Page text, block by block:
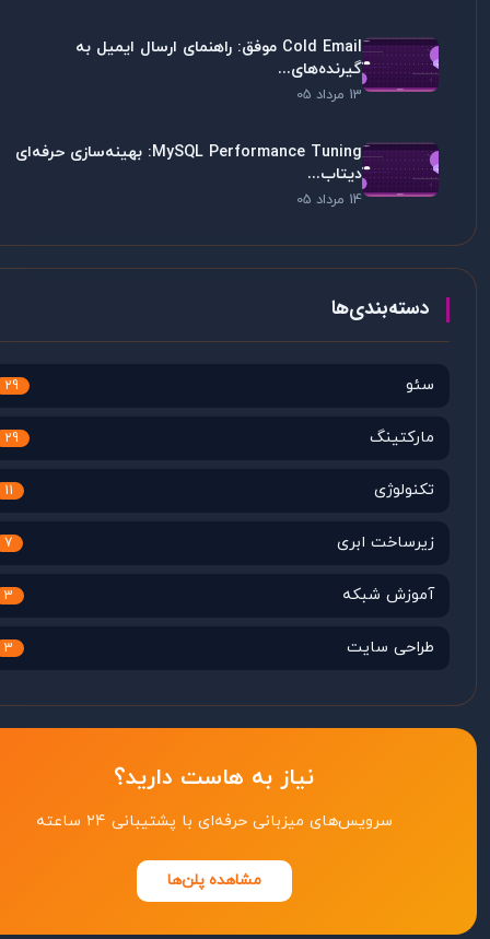
Cold Email موفق: راهنمای ارسال ایمیل به
گیرنده‌های...
13 مرداد 05
MySQL Performance Tuning: بهینه‌سازی حرفه‌ای
دیتاب...
14 مرداد 05
دسته‌بندی‌ها
مارکتینگ
تکنولوژی
زیرساخت ابری
آموزش شبکه
طراحی سایت
نیاز به هاست دارید؟
سرویس‌های میزبانی حرفه‌ای با پشتیبانی ۲۴ ساعته
مشاهده پلن‌ها